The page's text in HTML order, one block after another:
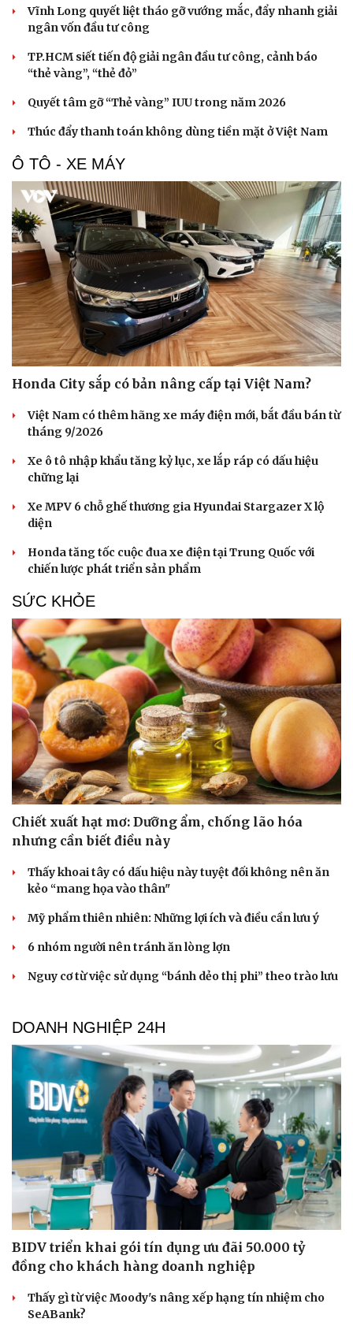
Văn hóa
Sân khấu - Điện ảnh
Văn học
Di sản
Giải trí
Nghệ sĩ
Thời trang
Du lịch
Tư vấn
Săn Tour
check-in
Podcast
Câu chuyện thời sự
Đọc truyện đêm khuya
Cửa sổ tình yêu
Hạt giống tâm hồn
Vĩnh Long quyết liệt tháo gỡ vướng mắc, đẩy nhanh giải
ngân vốn đầu tư công
TP.HCM siết tiến độ giải ngân đầu tư công, cảnh báo
“thẻ vàng”, “thẻ đỏ”
Quyết tâm gỡ “Thẻ vàng” IUU trong năm 2026
Thúc đẩy thanh toán không dùng tiền mặt ở Việt Nam
Ô TÔ - XE MÁY
Honda City sắp có bản nâng cấp tại Việt Nam?
Việt Nam có thêm hãng xe máy điện mới, bắt đầu bán từ
tháng 9/2026
Xe ô tô nhập khẩu tăng kỷ lục, xe lắp ráp có dấu hiệu
chững lại
Xe MPV 6 chỗ ghế thương gia Hyundai Stargazer X lộ
diện
Honda tăng tốc cuộc đua xe điện tại Trung Quốc với
chiến lược phát triển sản phẩm
SỨC KHỎE
Chiết xuất hạt mơ: Dưỡng ẩm, chống lão hóa
nhưng cần biết điều này
Thấy khoai tây có dấu hiệu này tuyệt đối không nên ăn
kẻo “mang họa vào thân"
Mỹ phẩm thiên nhiên: Những lợi ích và điều cần lưu ý
6 nhóm người nên tránh ăn lòng lợn
Nguy cơ từ việc sử dụng “bánh dẻo thị phi” theo trào lưu
DOANH NGHIỆP 24H
BIDV triển khai gói tín dụng ưu đãi 50.000 tỷ
đồng cho khách hàng doanh nghiệp
Thấy gì từ việc Moody's nâng xếp hạng tín nhiệm cho
SeABank?